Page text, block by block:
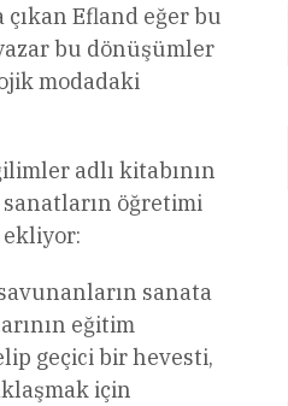
Efland eğer bu
bu dönüşümler
modadaki
adlı kitabının
öğretimi
sanata
eğitim
geçici bir hevesti,
için